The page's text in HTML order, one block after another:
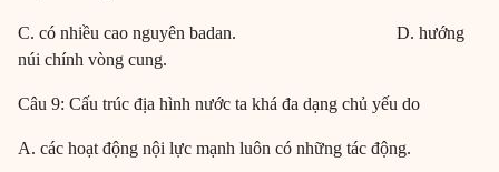
C. có nhiều cao nguyên badan. D. hướng
núi chính vòng cung.
Câu 9: Cấu trúc địa hình nước ta khá đa dạng chủ yếu do
A. các hoạt động nội lực mạnh luôn có những tác động.